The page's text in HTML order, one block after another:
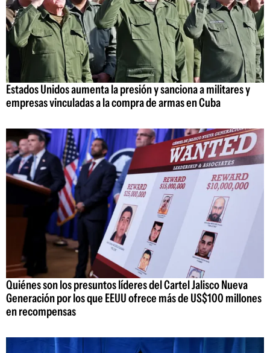
Estados Unidos aumenta la presión y sanciona a militares y
empresas vinculadas a la compra de armas en Cuba
Quiénes son los presuntos líderes del Cartel Jalisco Nueva
Generación por los que EEUU ofrece más de US$100 millones
en recompensas